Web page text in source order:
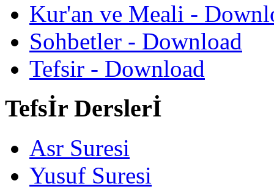
Kur'an ve Meali -
Sohbetler - Download
Tefsir - Download
Tefsİr Derslerİ
Asr Suresi
Yusuf Suresi